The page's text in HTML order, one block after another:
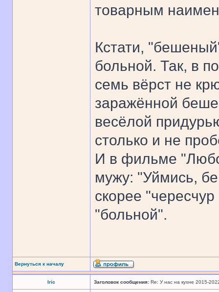
товарным
Кстати,
больной. Так, в
семь вёрст не
заражённой
весёлой
столько и не
И в фильме
мужу: "Уймись,
скорее
"больной".
Вернуться к началу
Iric Заголовок сообщения: Re: У нас на кухне 2015-